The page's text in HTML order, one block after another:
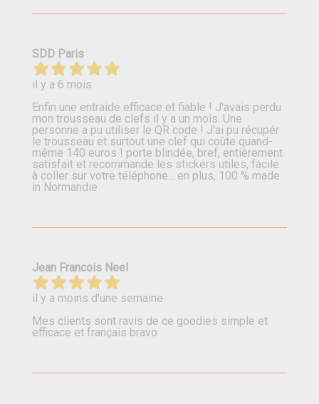
SDD Paris
il y a 6 mois
Enfin une entraide efficace et fiable ! J'avais perdu
mon trousseau de clefs il y a un mois. Une
personne a pu utiliser le QR code ! J'ai pu récupér
le trousseau et surtout une clef qui coûte quand-
même 140 euros ! porte blindée, bref, entièrement
satisfait et recommande les stickers utiles, facile
à coller sur votre téléphone... en plus, 100 % made
in Normandie
Jean Francois Neel
il y a moins d'une semaine
Mes clients sont ravis de ce goodies simple et
efficace et français bravo